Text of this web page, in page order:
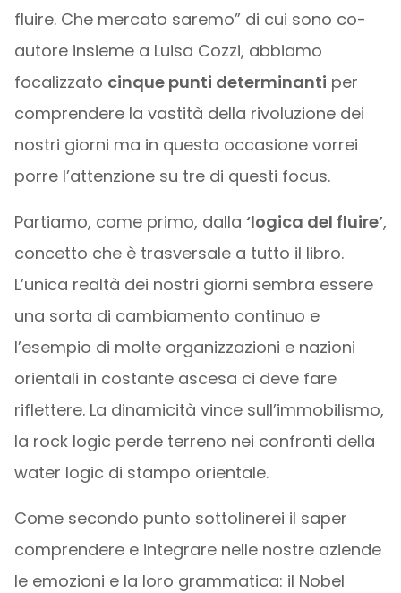
fluire. Che mercato saremo” di cui sono co-
autore insieme a Luisa Cozzi, abbiamo
focalizzato cinque punti determinanti per
comprendere la vastità della rivoluzione dei
nostri giorni ma in questa occasione vorrei
porre l’attenzione su tre di questi focus.
Partiamo, come primo, dalla ‘logica del fluire’,
concetto che è trasversale a tutto il libro.
L’unica realtà dei nostri giorni sembra essere
una sorta di cambiamento continuo e
l’esempio di molte organizzazioni e nazioni
orientali in costante ascesa ci deve fare
riflettere. La dinamicità vince sull’immobilismo,
la rock logic perde terreno nei confronti della
water logic di stampo orientale.
Come secondo punto sottolinerei il saper
comprendere e integrare nelle nostre aziende
le emozioni e la loro grammatica: il Nobel